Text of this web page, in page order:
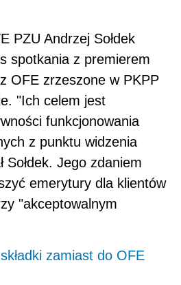
PZU Andrzej Sołdek
spotkania z premierem
OFE zrzeszone w PKPP
"Ich celem jest
funkcjonowania
z punktu widzenia
Sołdek. Jego zdaniem
emerytury dla klientów
"akceptowalnym
zamiast do OFE